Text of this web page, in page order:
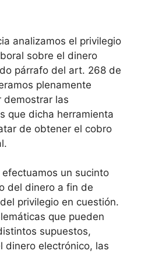
analizamos el privilegio
sobre el dinero
párrafo del art. 268 de
plenamente
demostrar las
que dicha herramienta
de obtener el cobro
un sucinto
del dinero a fin de
privilegio en cuestión.
que pueden
supuestos,
dinero electrónico, las